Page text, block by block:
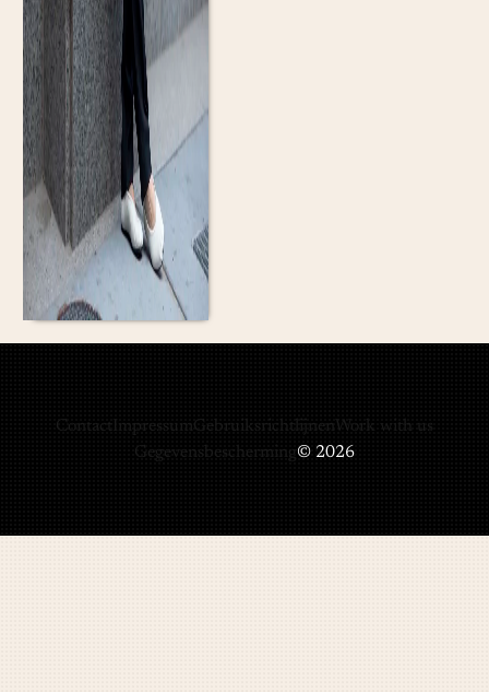
Contact ImpressumGebruiksrichtlijnenWork with us
Gegevensbescherming© 2026